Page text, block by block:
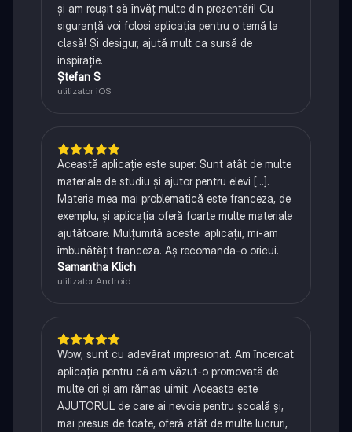
și am reușit să învăț multe din prezentări! Cu
siguranță voi folosi aplicația pentru o temă la
clasă! Și desigur, ajută mult ca sursă de
inspirație.
Ștefan S
utilizator iOS
Această aplicație este super. Sunt atât de multe
materiale de studiu și ajutor pentru elevi [...].
Materia mea mai problematică este franceza, de
exemplu, și aplicația oferă foarte multe materiale
ajutătoare. Mulțumită acestei aplicații, mi-am
îmbunătățit franceza. Aș recomanda-o oricui.
Samantha Klich
utilizator Android
Wow, sunt cu adevărat impresionat. Am încercat
aplicația pentru că am văzut-o promovată de
multe ori și am rămas uimit. Aceasta este
AJUTORUL de care ai nevoie pentru școală și,
mai presus de toate, oferă atât de multe lucruri,